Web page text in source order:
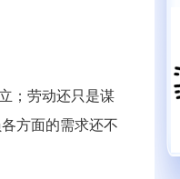
；劳动还只是谋
方面的需求还不